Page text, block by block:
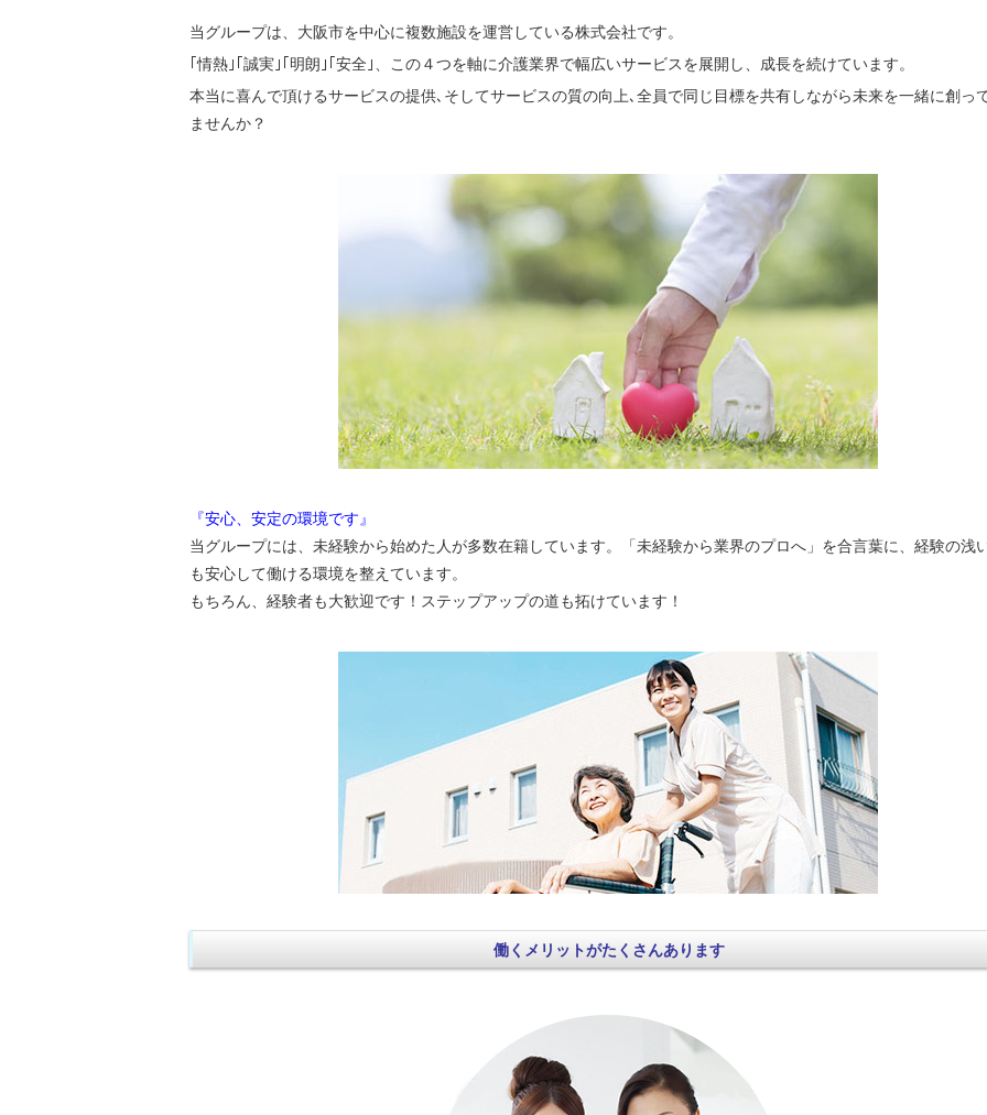
当グループは、大阪市を中心に複数施設を運営している株式会社です。
｢情熱｣｢誠実｣｢明朗｣｢安全｣、この４つを軸に介護業界で幅広いサービスを展開し、成長を続けています。
本当に喜んで頂けるサービスの提供､そしてサービスの質の向上､全員で同じ目標を共有しながら未来を一緒に創っ
ませんか？
『安心、安定の環境です』
当グループには、未経験から始めた人が多数在籍しています。「未経験から業界のプロへ」を合言葉に、経験の浅
も安心して働ける環境を整えています。
もちろん、経験者も大歓迎です！ステップアップの道も拓けています！
働くメリットがたくさんあります